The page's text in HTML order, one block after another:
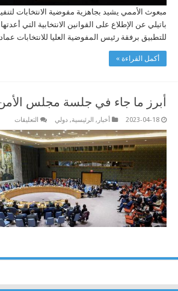
للتطبيق برفقة رئيس المفوضية العليا للانتخابات
أكمل القراءة »
أبرز ما جاء في جلسة مجلس الأمن
2023-04-18 أخبار , الرئيسية, دولي التعليقات
ما
جاء
في
الأمن
بشأن
ليبيا